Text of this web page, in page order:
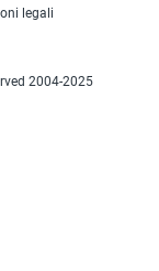
legali
2004-2025